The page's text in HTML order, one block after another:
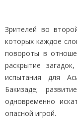
Зрителей во
которых каждое
повороты в
раскрытие
испытания для
Бакизаде;
одновременно
опасной игрой.